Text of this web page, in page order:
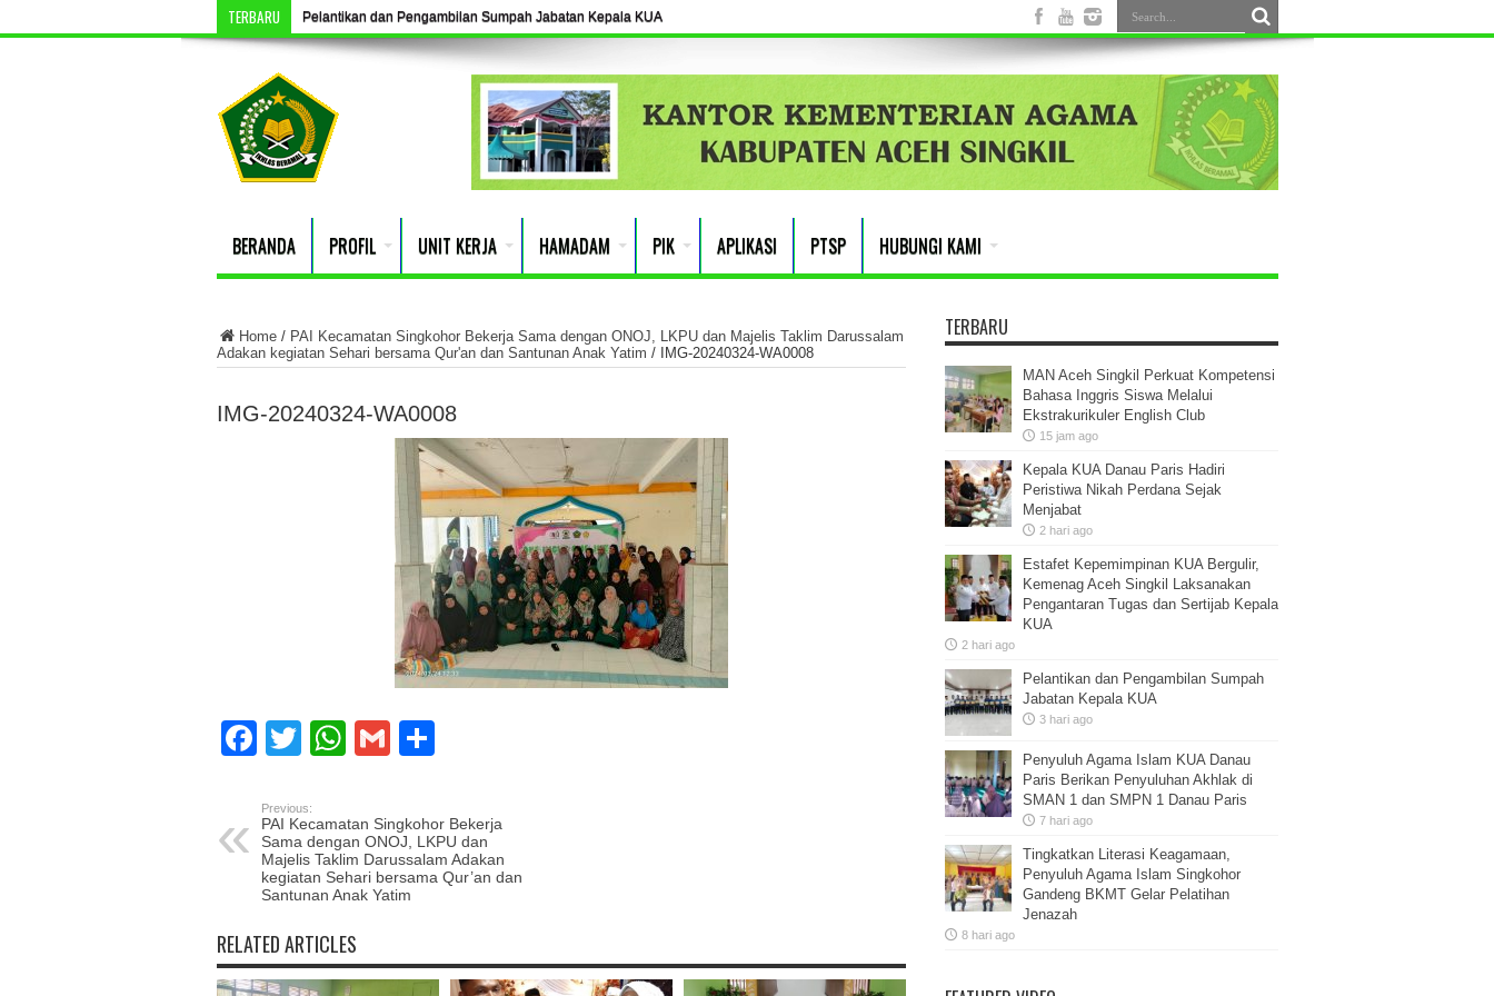
TERBARU Pelantikan dan Pengambilan Sumpah Jabatan Kepala KUA
BERANDA PROFIL UNIT KERJA HAMADAM PIK APLIKASI PTSP HUBUNGI KAMI
Home/ PAI Kecamatan Singkohor Bekerja Sama dengan ONOJ, LKPU dan Majelis Taklim Darussalam
Adakan kegiatan Sehari bersama Qur'an dan Santunan Anak Yatim / IMG-20240324-WA0008
IMG-20240324-WA0008
Facebook
TwitterWhatsApp
Gmail
Previous:
PAI Kecamatan Singkohor Bekerja
Sama dengan ONOJ, LKPU dan
Majelis Taklim Darussalam Adakan
kegiatan Sehari bersama Qur’an dan
Santunan Anak Yatim
RELATED ARTICLES
TERBARU
MAN Aceh Singkil Perkuat Kompetensi
Bahasa Inggris Siswa Melalui
Ekstrakurikuler English Club
15 jam ago
Kepala KUA Danau Paris Hadiri
Peristiwa Nikah Perdana Sejak
Menjabat
2 hari ago
Estafet Kepemimpinan KUA Bergulir,
Kemenag Aceh Singkil Laksanakan
Pengantaran Tugas dan Sertijab Kepala
KUA
2 hari ago
Pelantikan dan Pengambilan Sumpah
Jabatan Kepala KUA
3 hari ago
Penyuluh Agama Islam KUA Danau
Paris Berikan Penyuluhan Akhlak di
SMAN 1 dan SMPN 1 Danau Paris
7 hari ago
Tingkatkan Literasi Keagamaan,
Penyuluh Agama Islam Singkohor
Gandeng BKMT Gelar Pelatihan
Jenazah
8 hari ago